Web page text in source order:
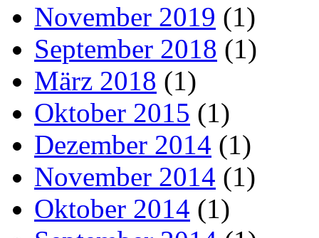
November 2019 (1)
September 2018 (1)
März 2018 (1)
Oktober 2015 (1)
Dezember 2014 (1)
November 2014 (1)
Oktober 2014 (1)